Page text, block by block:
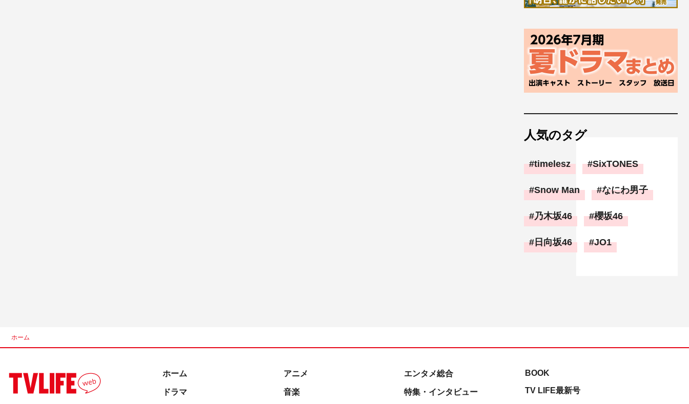
人気のタグ
timelesz SixTONES
Snow Man なにわ男子
乃木坂46 櫻坂46
日向坂46 JO1
ホーム
ホーム
ドラマ
アニメ
音楽
エンタメ総合
特集・インタビュー
BOOK
TV LIFE最新号